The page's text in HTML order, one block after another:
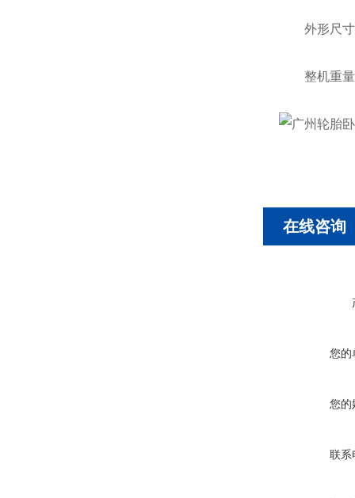
外形尺寸
整机重量
在线咨询
您的
您的
联系